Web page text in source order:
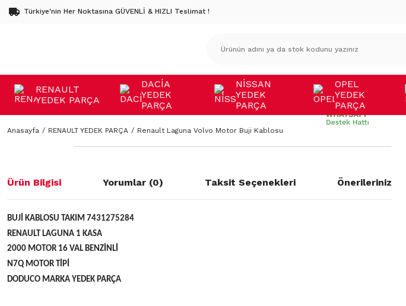
Türkiye'nin Her Noktasına GÜVENLİ & HIZLI Teslimat !
RENAULT
YEDEK PARÇA
DACİA
YEDEK
PARÇA
NİSSAN
YEDEK
PARÇA
OPEL
YEDEK
PARÇA
Anasayfa RENAULT YEDEK PARÇA Renault Laguna Volvo Motor Buji Kablosu
Ürün Bilgisi Yorumlar (0) Taksit Seçenekleri Önerileriniz
BUJİ KABLOSU TAKIM 7431275284
RENAULT LAGUNA 1 KASA
2000 MOTOR 16 VAL BENZİNLİ
N7Q MOTOR TİPİ
DODUCO MARKA YEDEK PARÇA